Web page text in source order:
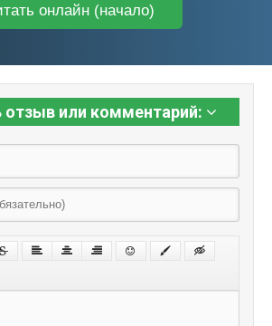
онлайн (начало)
отзыв или комментарий: